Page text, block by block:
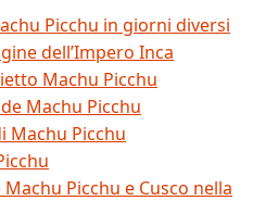
Picchu in giorni diversi
dell’Impero Inca
Machu Picchu
Machu Picchu
Machu Picchu
Picchu e Cusco nella